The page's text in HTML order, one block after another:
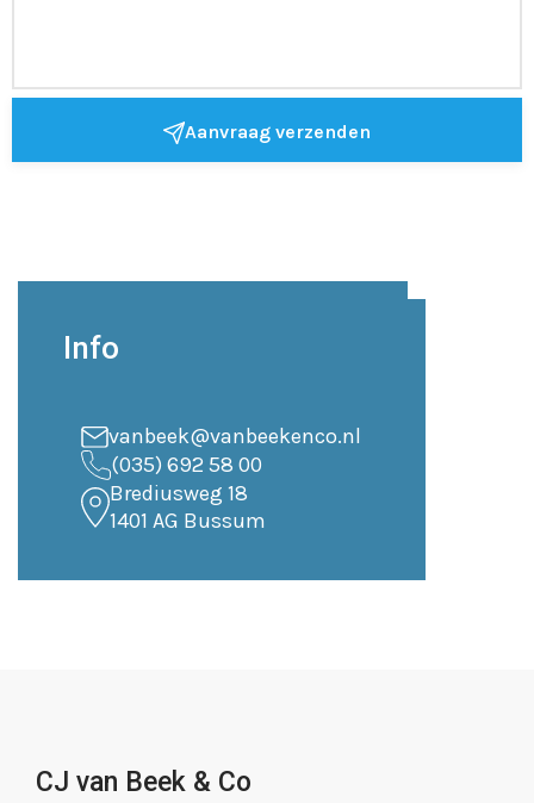
Aanvraag verzenden
Info
vanbeek@vanbeekenco.nl
(035) 692 58 00
Brediusweg 18
1401 AG Bussum
CJ van Beek & Co